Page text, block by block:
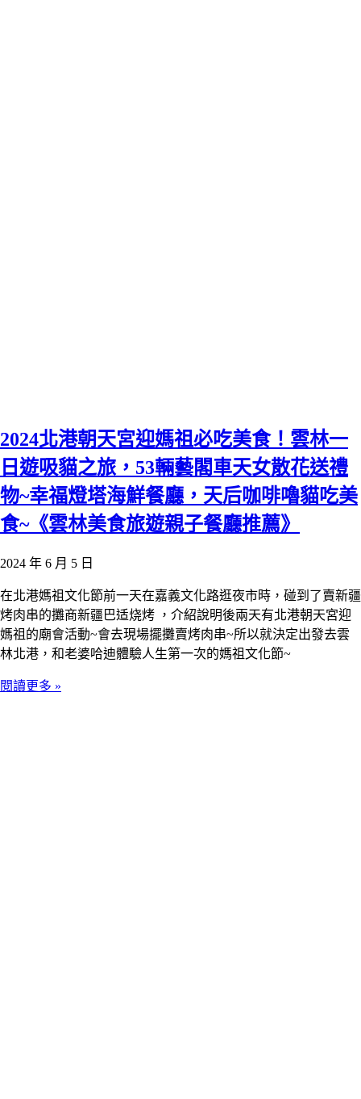
2024北港朝天宮迎媽祖必吃美食！雲林一
日遊吸貓之旅，53輛藝閣車天女散花送禮
物~幸福燈塔海鮮餐廳，天后咖啡嚕貓吃美
食~《雲林美食旅遊親子餐廳推薦》
2024 年 6 月 5 日
在北港媽祖文化節前一天在嘉義文化路逛夜市時，碰到了賣新疆
烤肉串的攤商新疆巴适烧烤 ，介紹說明後兩天有北港朝天宮迎
媽祖的廟會活動~會去現場擺攤賣烤肉串~所以就決定出發去雲
林北港，和老婆哈迪體驗人生第一次的媽祖文化節~
閱讀更多 »